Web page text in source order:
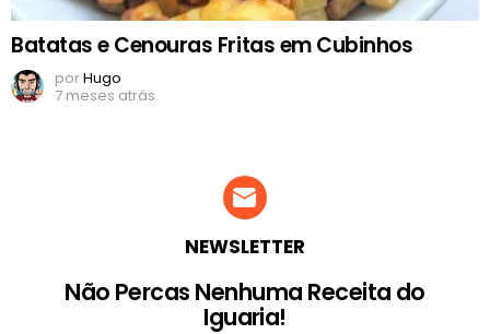
Batatas e Cenouras Fritas em Cubinhos
porHugo
7 meses atrás
NEWSLETTER
Não Percas Nenhuma Receita do
Iguaria!